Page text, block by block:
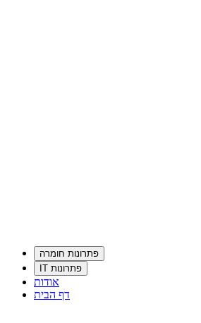
פתרונות חומרה
פתרונות IT
אודות
דף הבית